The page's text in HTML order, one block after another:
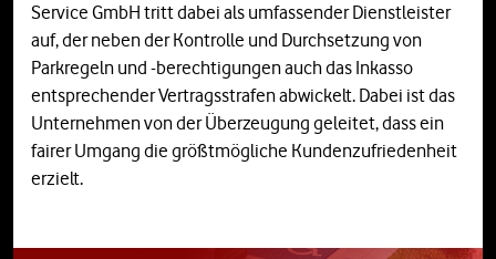
Service GmbH tritt dabei als umfassender Dienstleister
auf, der neben der Kontrolle und Durchsetzung von
Parkregeln und -berechtigungen auch das Inkasso
entsprechender Vertragsstrafen abwickelt. Dabei ist das
Unternehmen von der Überzeugung geleitet, dass ein
fairer Umgang die größtmögliche Kundenzufriedenheit
erzielt.